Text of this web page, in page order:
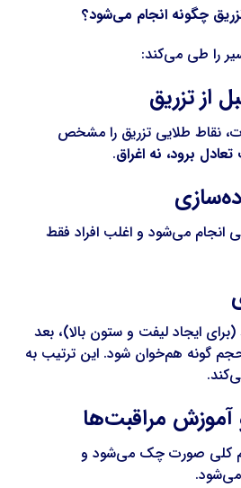
چگونه انجام می‌شود؟
را طی می‌کند:
نقاط طلایی تزریق را مشخص
برود، نه اغراق.
انجام می‌شود و اغلب افراد فقط
(برای ایجاد لیفت و ستون بالا)، بعد
گونه هم‌خوان شود. این ترتیب به
فرم کلی صورت چک می‌شود و
می‌شود.